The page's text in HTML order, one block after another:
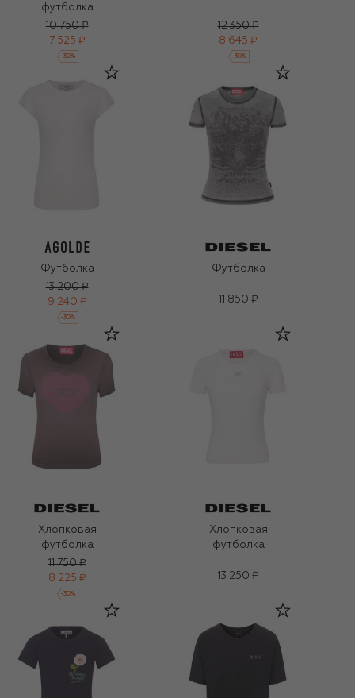
футболка
10 750 ₽
7 525 ₽
-30%
12 350 ₽
8 645 ₽
-30%
Футболка
13 200 ₽
9 240 ₽
-30%
Футболка
11 850 ₽
Хлопковая
футболка
11 750 ₽
8 225 ₽
-30%
Хлопковая
футболка
13 250 ₽